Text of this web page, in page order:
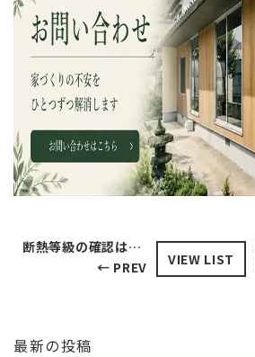
断熱等級の確認はどこでする？住宅性能評価書や築年数から調べる方法を解説
← PREV
VIEW LIST
最新の投稿